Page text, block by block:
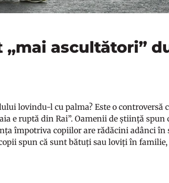
ascultători”
lovindu-l cu palma? Este o controversă
e ruptă din Rai”. Oamenii de știință spun
împotriva copiilor are rădăcini adânci în
spun că sunt bătuți sau loviți în